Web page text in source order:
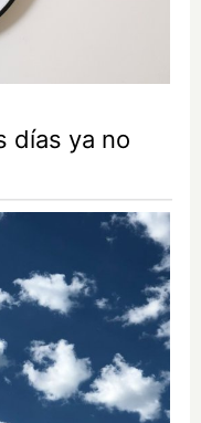
días ya no